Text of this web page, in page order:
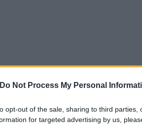
Do Not Process My Personal
opt-out of the sale, sharing to third
for targeted advertising by us,